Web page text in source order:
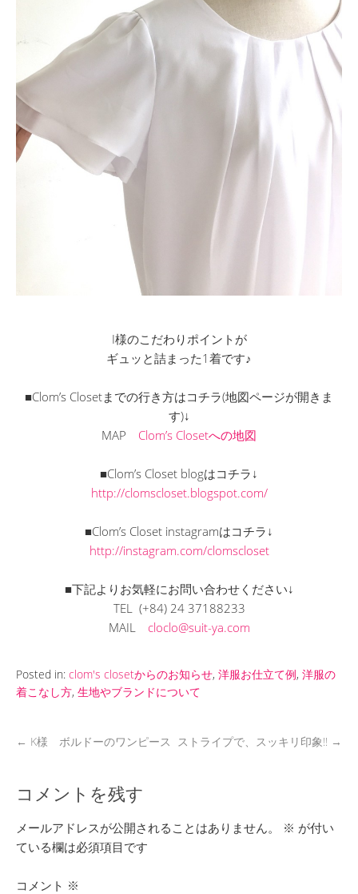
I様のこだわりポイントが
ギュッと詰まった1着です♪
■Clom’s Closetまでの行き方はコチラ(地図ページが開きま
す)↓
MAP Clom’s Closetへの地図
■Clom’s Closet blogはコチラ↓
http://clomscloset.blogspot.com/
■Clom’s Closet instagramはコチラ↓
http://instagram.com/clomscloset
■下記よりお気軽にお問い合わせください↓
TEL (+84) 24 37188233
MAIL cloclo@suit-ya.com
Posted in: clom's closetからのお知らせ, 洋服お仕立て例, 洋服の
着こなし方, 生地やブランドについて
← K様 ボルドーのワンピース ストライプで、スッキリ印象‼ →
コメントを残す
メールアドレスが公開されることはありません。 ※ が付い
ている欄は必須項目です
コメント ※